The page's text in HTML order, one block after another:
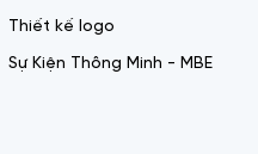
Thiết kế logo
Sự Kiện Thông Minh - MBE